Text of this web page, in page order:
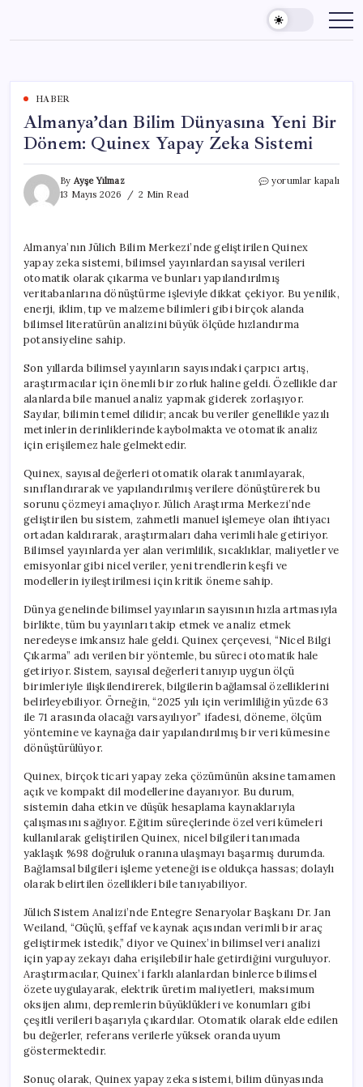
content
HABER
Almanya’dan Bilim Dünyasına Yeni Bir
Dönem: Quinex Yapay Zeka Sistemi
By Ayşe Yılmaz
13 Mayıs 2026
2 Min Read
Almanya’dan
Dönem:
Quinex
Yapay
Zeka
Sistemi
için
yorumlar kapalı
Almanya’nın Jülich Bilim Merkezi’nde geliştirilen Quinex
yapay zeka sistemi, bilimsel yayınlardan sayısal verileri
otomatik olarak çıkarma ve bunları yapılandırılmış
veritabanlarına dönüştürme işleviyle dikkat çekiyor. Bu yenilik,
enerji, iklim, tıp ve malzeme bilimleri gibi birçok alanda
bilimsel literatürün analizini büyük ölçüde hızlandırma
potansiyeline sahip.
Son yıllarda bilimsel yayınların sayısındaki çarpıcı artış,
araştırmacılar için önemli bir zorluk haline geldi. Özellikle dar
alanlarda bile manuel analiz yapmak giderek zorlaşıyor.
Sayılar, bilimin temel dilidir; ancak bu veriler genellikle yazılı
metinlerin derinliklerinde kaybolmakta ve otomatik analiz
için erişilemez hale gelmektedir.
Quinex, sayısal değerleri otomatik olarak tanımlayarak,
sınıflandırarak ve yapılandırılmış verilere dönüştürerek bu
sorunu çözmeyi amaçlıyor. Jülich Araştırma Merkezi’nde
geliştirilen bu sistem, zahmetli manuel işlemeye olan ihtiyacı
ortadan kaldırarak, araştırmaları daha verimli hale getiriyor.
Bilimsel yayınlarda yer alan verimlilik, sıcaklıklar, maliyetler ve
emisyonlar gibi nicel veriler, yeni trendlerin keşfi ve
modellerin iyileştirilmesi için kritik öneme sahip.
Dünya genelinde bilimsel yayınların sayısının hızla artmasıyla
birlikte, tüm bu yayınları takip etmek ve analiz etmek
neredeyse imkansız hale geldi. Quinex çerçevesi, “Nicel Bilgi
Çıkarma” adı verilen bir yöntemle, bu süreci otomatik hale
getiriyor. Sistem, sayısal değerleri tanıyıp uygun ölçü
birimleriyle ilişkilendirerek, bilgilerin bağlamsal özelliklerini
belirleyebiliyor. Örneğin, “2025 yılı için verimliliğin yüzde 63
ile 71 arasında olacağı varsayılıyor” ifadesi, döneme, ölçüm
yöntemine ve kaynağa dair yapılandırılmış bir veri kümesine
dönüştürülüyor.
Quinex, birçok ticari yapay zeka çözümünün aksine tamamen
açık ve kompakt dil modellerine dayanıyor. Bu durum,
sistemin daha etkin ve düşük hesaplama kaynaklarıyla
çalışmasını sağlıyor. Eğitim süreçlerinde özel veri kümeleri
kullanılarak geliştirilen Quinex, nicel bilgileri tanımada
yaklaşık %98 doğruluk oranına ulaşmayı başarmış durumda.
Bağlamsal bilgileri işleme yeteneği ise oldukça hassas; dolaylı
olarak belirtilen özellikleri bile tanıyabiliyor.
Jülich Sistem Analizi’nde Entegre Senaryolar Başkanı Dr. Jan
Weiland, “Güçlü, şeffaf ve kaynak açısından verimli bir araç
geliştirmek istedik,” diyor ve Quinex’in bilimsel veri analizi
için yapay zekayı daha erişilebilir hale getirdiğini vurguluyor.
Araştırmacılar, Quinex’i farklı alanlardan binlerce bilimsel
özete uygulayarak, elektrik üretim maliyetleri, maksimum
oksijen alımı, depremlerin büyüklükleri ve konumları gibi
çeşitli verileri başarıyla çıkardılar. Otomatik olarak elde edilen
bu değerler, referans verilerle yüksek oranda uyum
göstermektedir.
Sonuç olarak, Quinex yapay zeka sistemi, bilim dünyasında